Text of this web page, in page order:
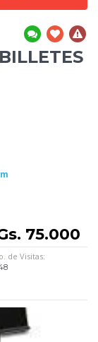
75.000
de Visitas: